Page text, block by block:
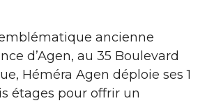
ancienne
d’Agen, au 35 Boulevard
Héméra Agen déploie ses 1
étages pour offrir un